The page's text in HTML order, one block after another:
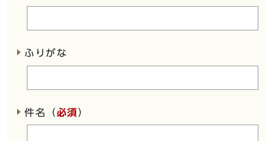
ふりがな
件名（必須）